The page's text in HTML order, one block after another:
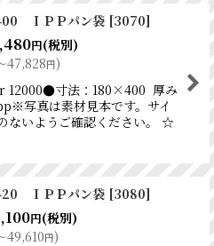
ＩＰＰパン袋 [3070]
円(税別)
47,828円)
12000●寸法：180×400 厚み
写真は素材見本です。サイ
ないようご確認ください。 ☆
ＩＰＰパン袋 [3080]
円(税別)
49,610円)